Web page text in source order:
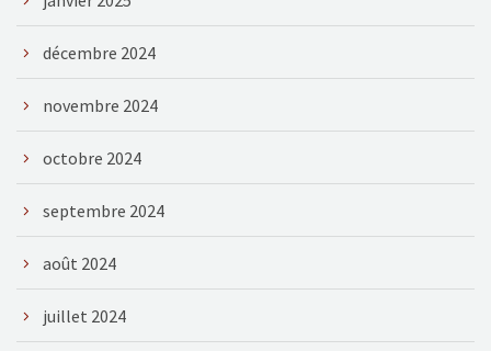
décembre 2024
novembre 2024
octobre 2024
septembre 2024
août 2024
juillet 2024